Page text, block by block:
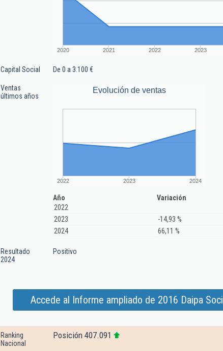
2020 2021 2022 2023
Capital Social De 0 a 3.100 €
Ventas
últimos años
Evolución de ventas
2022 2023 2024
Año
Variación
2022
2023
-14,93 %
2024
66,11 %
Resultado
2024
Positivo
Accede al Informe ampliado de 2016 Daipa
Ranking
Nacional
Posición 407.091